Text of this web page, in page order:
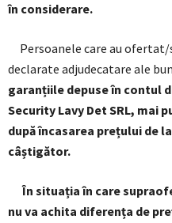
în considerare.
Persoanele care au
declarate adjudecatare ale
garanțiile depuse în contul
Security Lavy Det SRL, mai
după încasarea prețului de
câștigător.
În situația în care
nu va achita diferența de